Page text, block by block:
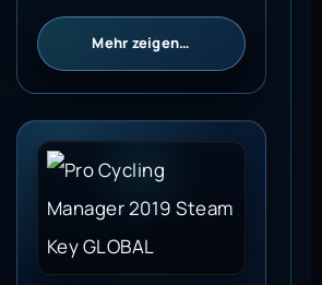
Mehr zeigen…
GLOBAL
Pro Cycling Manager 2019